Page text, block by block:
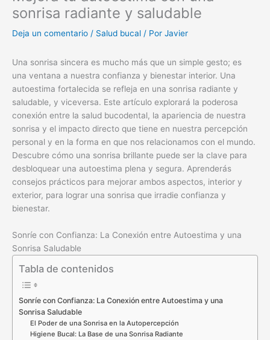
sonrisa radiante y saludable
Deja un comentario / Salud bucal / Por Javier
Una sonrisa sincera es mucho más que un simple gesto; es
una ventana a nuestra confianza y bienestar interior. Una
autoestima fortalecida se refleja en una sonrisa radiante y
saludable, y viceversa. Este artículo explorará la poderosa
conexión entre la salud bucodental, la apariencia de nuestra
sonrisa y el impacto directo que tiene en nuestra percepción
personal y en la forma en que nos relacionamos con el mundo.
Descubre cómo una sonrisa brillante puede ser la clave para
desbloquear una autoestima plena y segura. Aprenderás
consejos prácticos para mejorar ambos aspectos, interior y
exterior, para lograr una sonrisa que irradie confianza y
bienestar.
Sonríe con Confianza: La Conexión entre Autoestima y una
Sonrisa Saludable
Tabla de contenidos
Sonríe con Confianza: La Conexión entre Autoestima y una
Sonrisa Saludable
El Poder de una Sonrisa en la Autopercepción
Higiene Bucal: La Base de una Sonrisa Radiante